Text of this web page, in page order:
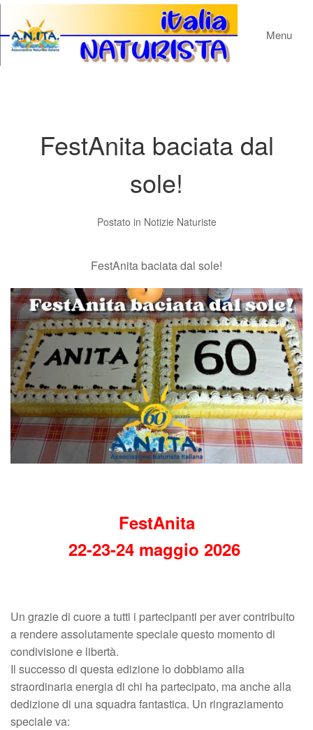
Menu
FestAnita baciata dal
sole!
Postato in Notizie Naturiste
FestAnita baciata dal sole!
FestAnita
22-23-24 maggio 2026
​Un grazie di cuore a tutti i partecipanti per aver contribuito
a rendere assolutamente speciale questo momento di
condivisione e libertà.
​Il successo di questa edizione lo dobbiamo alla
straordinaria energia di chi ha partecipato, ma anche alla
dedizione di una squadra fantastica. Un ringraziamento
speciale va: